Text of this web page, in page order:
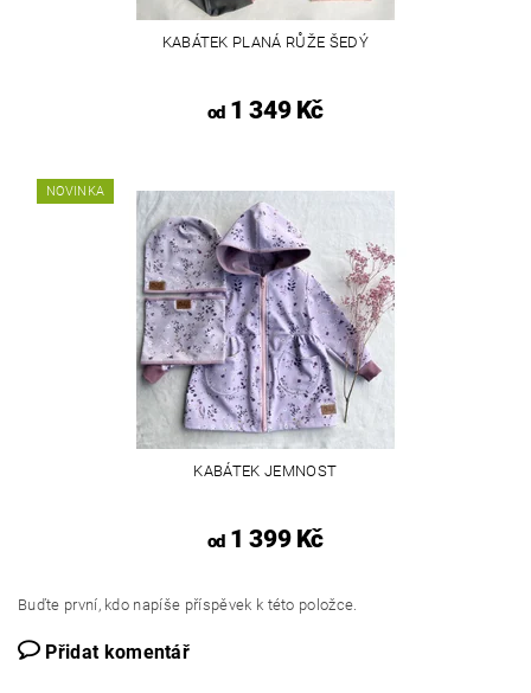
KABÁTEK PLANÁ RŮŽE ŠEDÝ
od1 349 Kč
NOVINKA
KABÁTEK JEMNOST
od1 399 Kč
Buďte první, kdo napíše příspěvek k této položce.
Přidat komentář